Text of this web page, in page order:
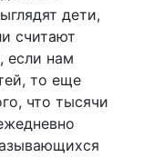
дети,
считают
если нам
то еще
что тысячи